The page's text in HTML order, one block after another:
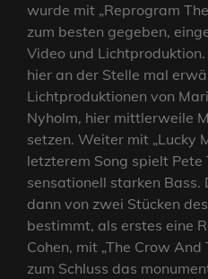
wurde mit „Reprogram
zum besten gegeben,
Video und
hier an der Stelle mal
Lichtproduktionen von
Nyholm, hier mittlerweile
setzen. Weiter mit „Lucky
letzterem Song spielt
sensationell starken Bass.
dann von zwei Stücken
bestimmt, als erstes eine
Cohen, mit „The Crow
zum Schluss das